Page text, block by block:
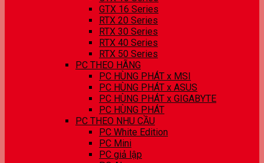
GTX 16 Series
RTX 20 Series
RTX 30 Series
RTX 40 Series
RTX 50 Series
PC THEO HÃNG
PC HÙNG PHÁT x MSI
PC HÙNG PHÁT x ASUS
PC HÙNG PHÁT x GIGABYTE
PC HÙNG PHÁT
PC THEO NHU CẦU
PC White Edition
PC Mini
PC giả lập